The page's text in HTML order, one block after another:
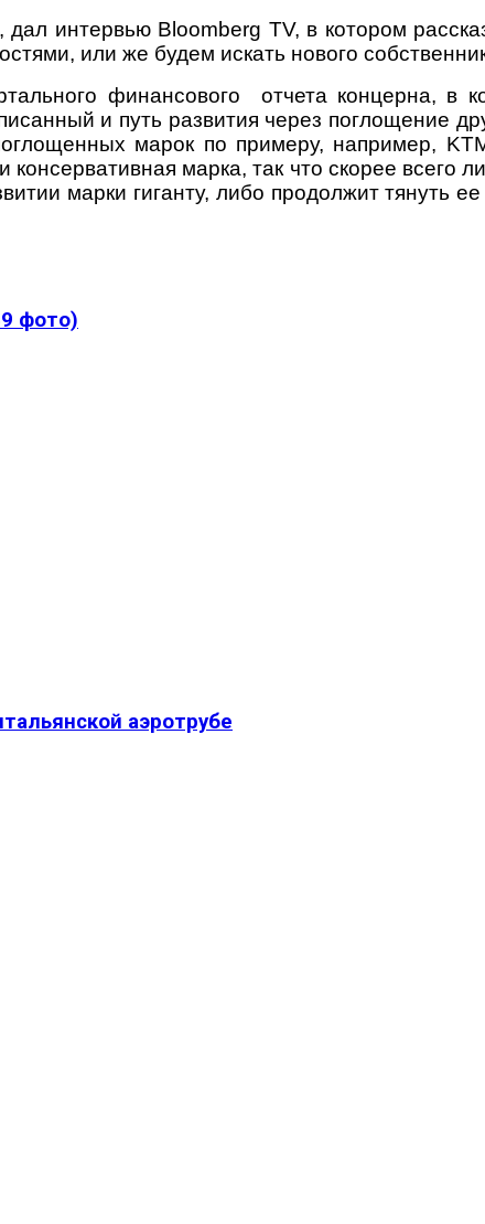
интервью Bloomberg TV, в котором
или же будем искать нового
финансового отчета концерна, в
и путь развития через поглощение
марок по примеру, например,
марка, так что скорее всего
марки гиганту, либо продолжит тянуть
фото)
аэротрубе